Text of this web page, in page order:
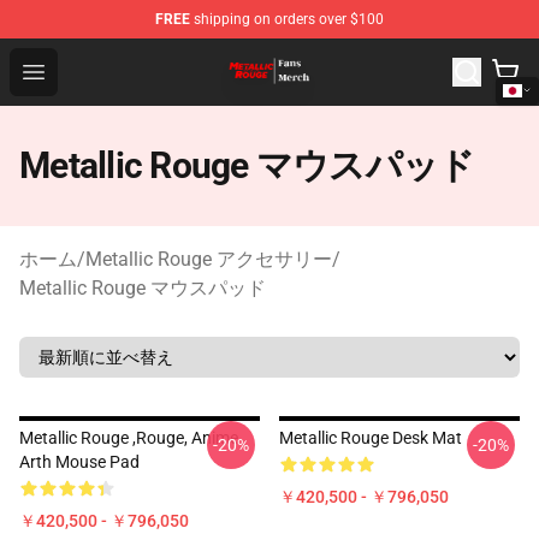
FREE shipping on orders over $100
Open menu
Metallic Rouge Store - Official Metallic Rouge
Metallic Rouge マウスパッド
ホーム/Metallic Rouge アクセサリー/
Metallic Rouge マウスパッド
Metallic Rouge ,rouge, Anime
Arth Mouse Pad
￥420,500 - ￥796,050
-20% Metallic Rouge Desk Mat
￥420,500 - ￥796,050
-20%